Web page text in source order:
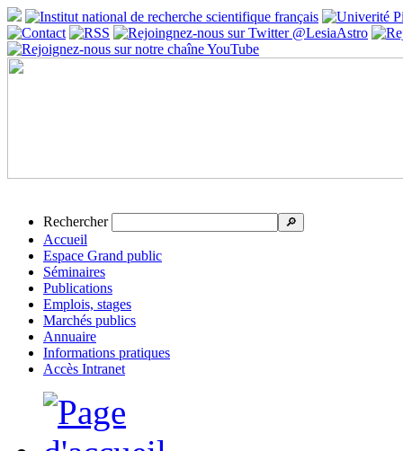
Rechercher 🔎
Accueil
Espace Grand public
Séminaires
Publications
Emplois, stages
Marchés publics
Annuaire
Informations pratiques
Accès Intranet